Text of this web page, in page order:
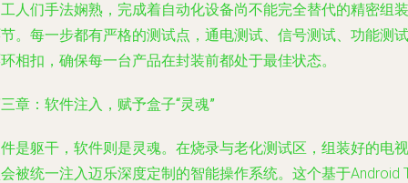
人们手法娴熟，完成着自动化设备尚不能完全替代的精密组装
。每一步都有严格的测试点，通电测试、信号测试、功能测试
相扣，确保每一台产品在封装前都处于最佳状态。
章：软件注入，赋予盒子“灵魂”
是躯干，软件则是灵魂。在烧录与老化测试区，组装好的电视
被统一注入迈乐深度定制的智能操作系统。这个基于Android